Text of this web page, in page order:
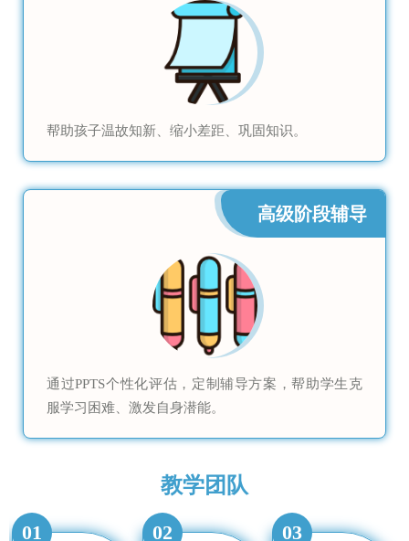
帮助孩子温故知新、缩小差距、巩固知识。
高级阶段辅导
通过PPTS个性化评估，定制辅导方案，帮助学生克
服学习困难、激发自身潜能。
教学团队
01 02 03